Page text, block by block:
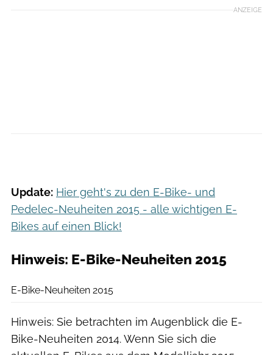
ANZEIGE
Update: Hier geht's zu den E-Bike- und
Pedelec-Neuheiten 2015 - alle wichtigen E-
Bikes auf einen Blick!
Hinweis: E-Bike-Neuheiten 2015
ElektroBIKE/Canva
E-Bike-Neuheiten 2015
Hinweis: Sie betrachten im Augenblick die E-
Bike-Neuheiten 2014. Wenn Sie sich die